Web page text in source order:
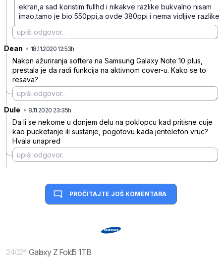
ekran,a sad koristim fullhd i nikakve razlike bukvalno nisam
imao,tamo je bio 550ppi,a ovde 380ppi i nema vidljive razlike
Dean • 18.11.2020 12:53h
Nakon ažuriranja softera na Samsung Galaxy Note 10 plus,
prestala je da radi funkcija na aktivnom cover-u. Kako se to
resava?
Dule • 8.11.2020 23:35h
Da li se nekome u donjem delu na poklopcu kad pritisne cuje
kao pucketanje ili sustanje, pogotovu kada jentelefon vruc?
Hvala unapred
PROČITAJTE JOŠ KOMENTARA
2402* Galaxy Z Fold5 1TB